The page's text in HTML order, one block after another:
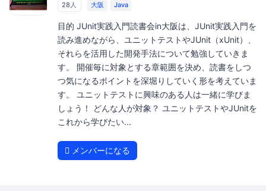
28人 大阪 Java
目的 JUnit実践入門読書会in大阪は、JUnit実践入門を
読み進めながら、ユニットテストやJUnit（xUnit）、
それらを活用した開発手法について勉強していきま
す。 開催毎に対象とする章範囲を決め、読書をしつ
つ気になるポイントを深堀りしていく形を考えていま
す。 ユニットテストに興味のある人は一緒に学びま
しょう！ どんな人が対象？ ユニットテストやJUnitを
これから学びたい...
メンバーになる